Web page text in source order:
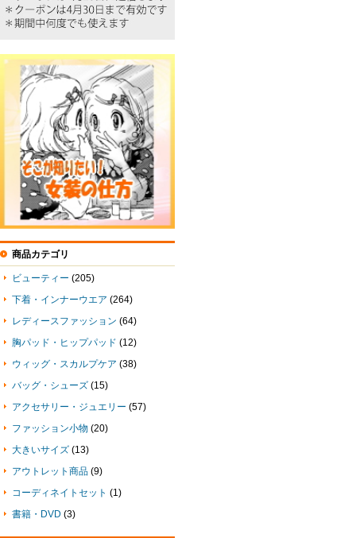
商品カテゴリ
ビューティー (205)
下着・インナーウエア (264)
レディースファッション (64)
胸パッド・ヒップパッド (12)
ウィッグ・スカルプケア (38)
バッグ・シューズ (15)
アクセサリー・ジュエリー (57)
ファッション小物 (20)
大きいサイズ (13)
アウトレット商品 (9)
コーディネイトセット (1)
書籍・DVD (3)